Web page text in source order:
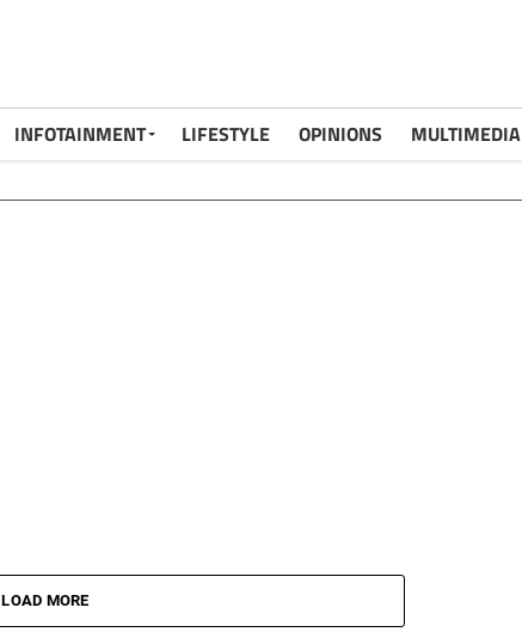
INFOTAINMENT LIFESTYLE OPINIONS MULTIMEDIA
LOAD MORE